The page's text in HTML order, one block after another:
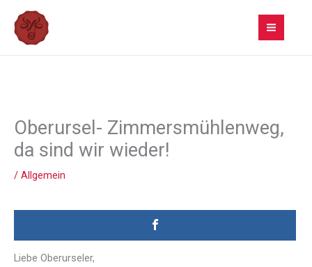
Inhalt
springen
Oberursel- Zimmersmühlenweg,
da sind wir wieder!
/ Allgemein
Liebe Oberurseler,